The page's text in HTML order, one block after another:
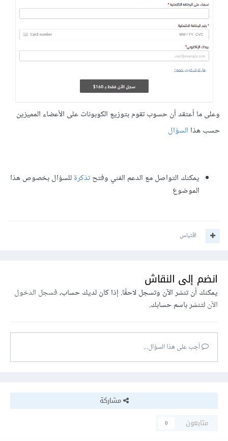
وعلى ما أعتقد أن حسوب تقوم بتوزيع الكوبونات على الأعضاء المميزين
حسب هذا السؤال
يمكنك التواصل مع الدعم الفني وفتحتذكرةللسؤال بخصوص هذا
الموضوع
اقتباس
انضم إلى النقاش
يمكنك أن تنشر الآن وتسجل لاحقًا. إذا كان لديك حساب،فسجل الدخول
الآنلتنشر باسم حسابك.
أجب على هذا السؤال...
مشاركة
متابعون
0